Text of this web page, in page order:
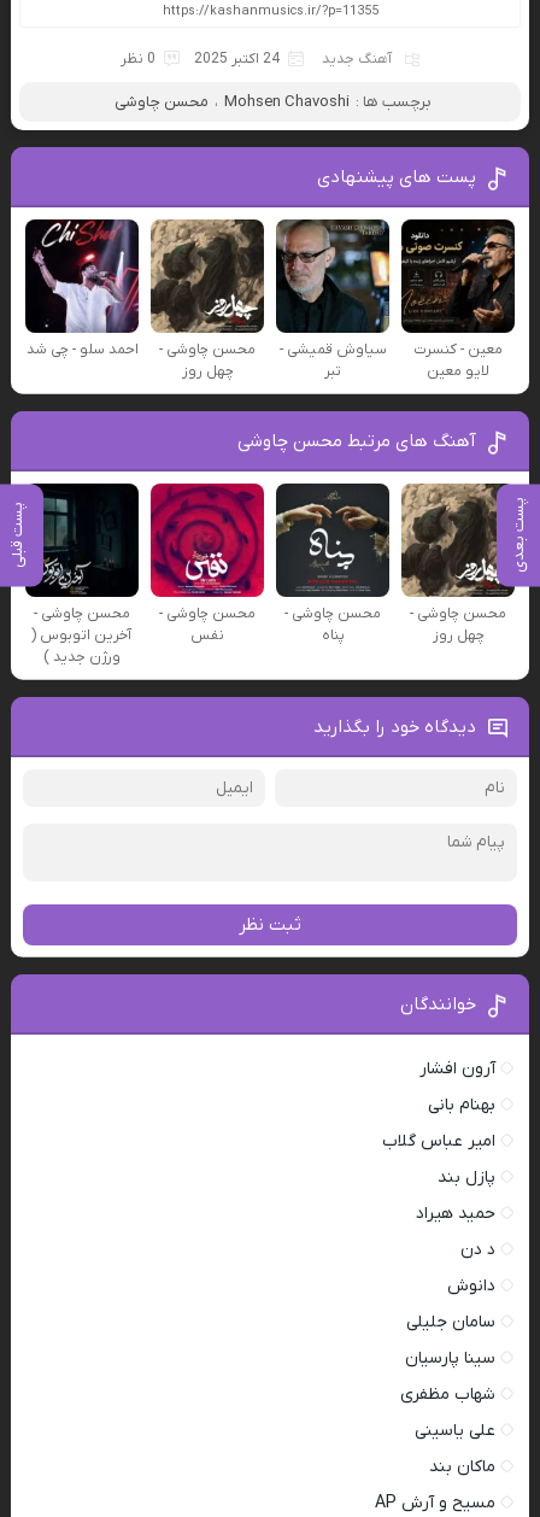
پست بعدی پست قبلی
آهنگ جدید 24 اکتبر 2025 0 نظر
برچسب ها : Mohsen Chavoshi ، محسن چاوشی
پست های پیشنهادی
معین - کنسرت
لایو معین
سیاوش قمیشی -
تبر
محسن چاوشی -
چهل روز
احمد سلو - چی شد
آهنگ های مرتبط محسن چاوشی
محسن چاوشی -
چهل روز
محسن چاوشی -
پناه
محسن چاوشی -
نفس
محسن چاوشی -
آخرین اتوبوس (
ورژن جدید )
دیدگاه خود را بگذارید
ثبت نظر
خوانندگان
آرون افشار
بهنام بانی
امیر عباس گلاب
پازل بند
حمید هیراد
د دن
دانوش
سامان جلیلی
سینا پارسیان
شهاب مظفری
علی یاسینی
ماکان بند
مسیح و آرش AP